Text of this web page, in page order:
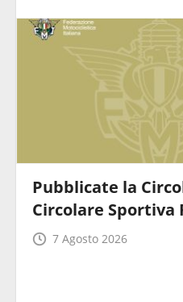
Pubblicate la
Circolare Sportiva
7 Agosto 2026